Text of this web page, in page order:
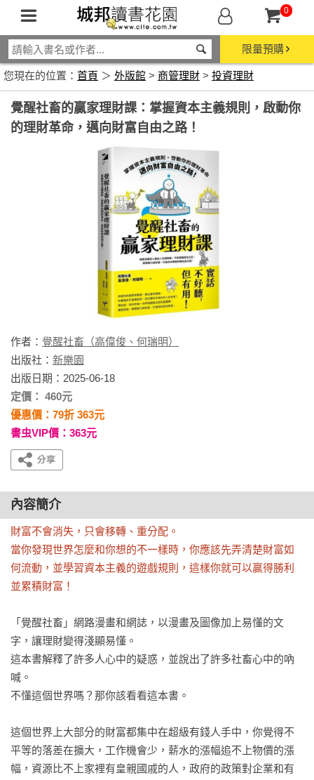
0
限量預購
您現在的位置： 首頁 ＞ 外版館 > 商管理財 > 投資理財
覺醒社畜的贏家理財課：掌握資本主義規則，啟動你
的理財革命，邁向財富自由之路！
作者： 覺醒社畜（高偉俊、何瑞明）
出版社： 新樂園
出版日期：2025-06-18
定價： 460元
優惠價：79折 363元
書虫VIP價：363元
內容簡介
財富不會消失，只會移轉、重分配。
當你發現世界怎麼和你想的不一樣時，你應該先弄清楚財富如
何流動，並學習資本主義的遊戲規則，這樣你就可以贏得勝利
並累積財富！
「覺醒社畜」網路漫畫和網誌，以漫畫及圖像加上易懂的文
字，讓理財變得淺顯易懂。
這本書解釋了許多人心中的疑惑，並說出了許多社畜心中的吶
喊。
不懂這個世界嗎？那你該看看這本書。
這個世界上大部分的財富都集中在超級有錢人手中，你覺得不
平等的落差在擴大，工作機會少，薪水的漲幅追不上物價的漲
幅，資源比不上家裡有皇親國戚的人，政府的政策對企業和有